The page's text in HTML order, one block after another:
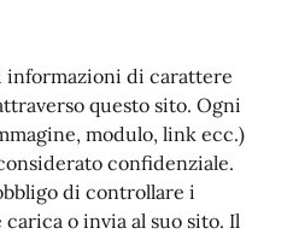
informazioni di carattere
questo sito. Ogni
modulo, link ecc.)
confidenziale.
di controllare i
o invia al suo sito. Il